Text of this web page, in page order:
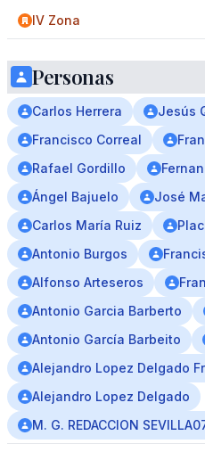
IV Zona
Personas
Carlos Herrera
Jesús
Francisco Correal
Rafael Gordillo
Ángel Bajuelo
José
Carlos María Ruiz
Antonio Burgos
Alfonso Arteseros
Antonio Garcia Barberto
Antonio García Barbeito
Alejandro Lopez Delgado
Alejandro Lopez Delgado
M. G. REDACCION